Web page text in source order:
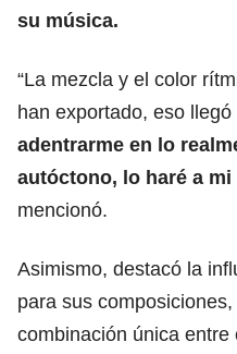
su música.
“La mezcla y el color
han exportado, eso llegó
adentrarme en lo
autóctono, lo haré a
mencionó.
Asimismo, destacó la
para sus
combinación única